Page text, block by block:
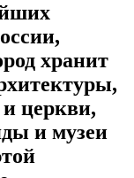
хранит
церкви,
и музеи